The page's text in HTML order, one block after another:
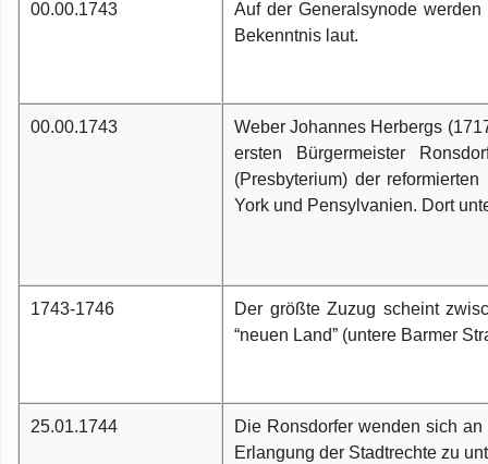
00.00.1743
Auf der Generalsynode
Bekenntnis laut.
00.00.1743
Weber Johannes Herbergs
ersten Bürgermeister
(Presbyterium) der
York und Pensylvanien. Dort
1743-1746
Der größte Zuzug scheint
“neuen Land” (untere Barmer
25.01.1744
Die Ronsdorfer wenden sich
Erlangung der Stadtrechte zu